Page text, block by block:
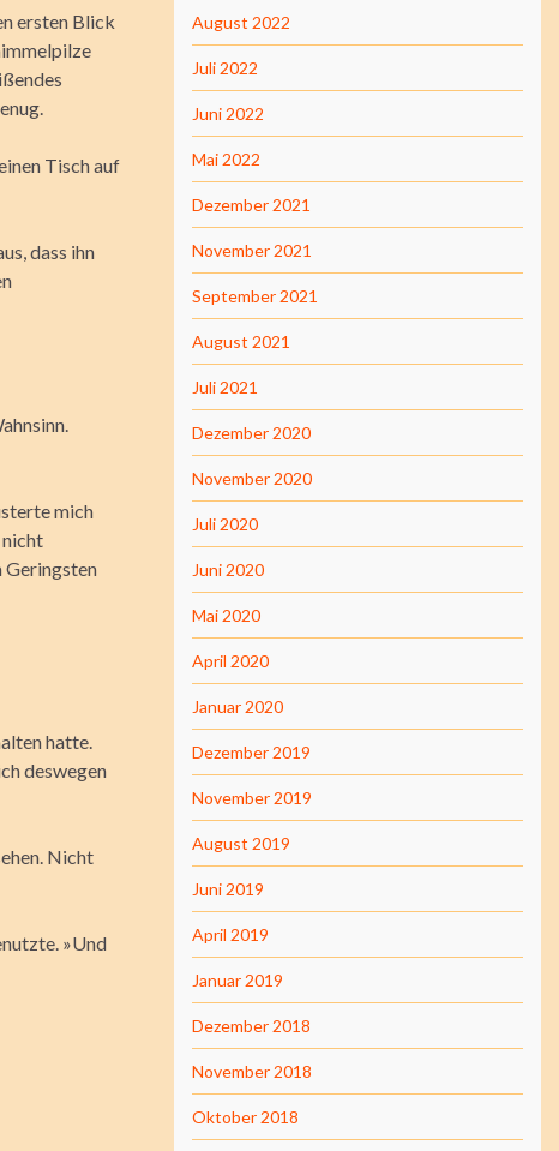
ersten Blick
Tisch auf
dass ihn
mich
nicht
Geringsten
hatte.
deswegen
Nicht
»Und
August 2022
Juli 2022
Juni 2022
Mai 2022
Dezember 2021
November 2021
September 2021
August 2021
Juli 2021
Dezember 2020
November 2020
Juli 2020
Juni 2020
Mai 2020
April 2020
Januar 2020
Dezember 2019
November 2019
August 2019
Juni 2019
April 2019
Januar 2019
Dezember 2018
November 2018
Oktober 2018